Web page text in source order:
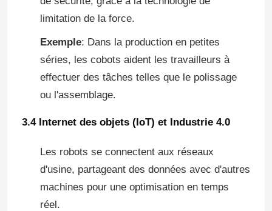
limitation de la force.
Exemple: Dans la production en petites
séries, les cobots aident les travailleurs à
effectuer des tâches telles que le polissage
ou l'assemblage.
3.4 Internet des objets (IoT) et Industrie 4.0
Les robots se connectent aux réseaux
d'usine, partageant des données avec d'autres
machines pour une optimisation en temps
réel.